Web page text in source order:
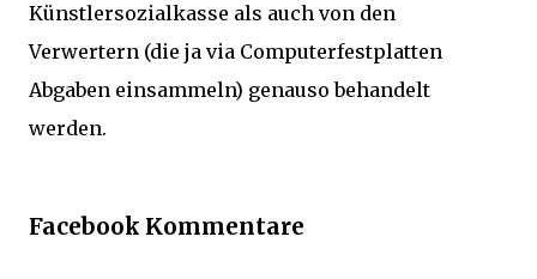
Künstlersozialkasse als auch von den
Verwertern (die ja via Computerfestplatten
Abgaben einsammeln) genauso behandelt
werden.
Facebook Kommentare